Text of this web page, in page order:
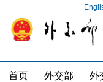
首页 外交部 外